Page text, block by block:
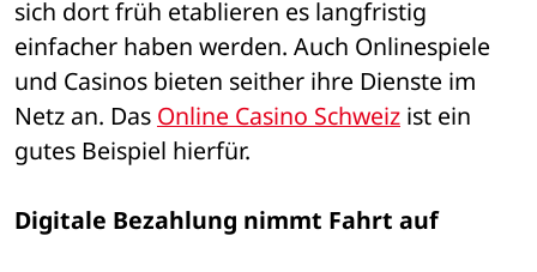
sich dort früh etablieren es langfristig
einfacher haben werden. Auch Onlinespiele
und Casinos bieten seither ihre Dienste im
Netz an. Das Online Casino Schweiz ist ein
gutes Beispiel hierfür.
Digitale Bezahlung nimmt Fahrt auf